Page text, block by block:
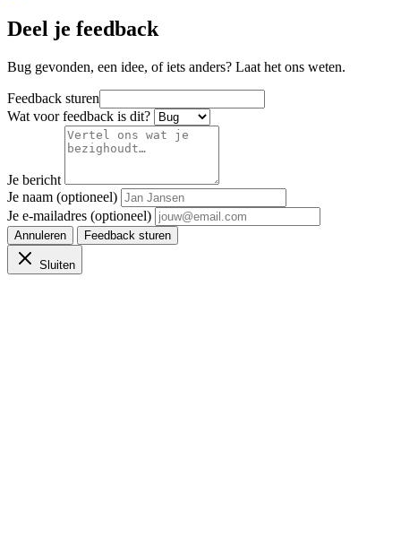
Deel je feedback
Bug gevonden, een idee, of iets anders? Laat het ons weten.
Feedback sturen
Wat voor feedback is dit?
Je bericht
Je naam (optioneel)
Je e-mailadres (optioneel)
Annuleren Feedback sturen
Sluiten